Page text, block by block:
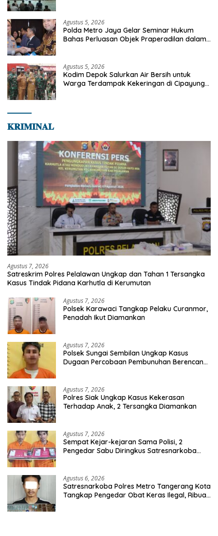
Agustus 5, 2026
Polda Metro Jaya Gelar Seminar Hukum
Bahas Perluasan Objek Praperadilan dalam
Agustus 5, 2026
Kodim Depok Salurkan Air Bersih untuk
Warga Terdampak Kekeringan di Cipayung
𝐊𝐑𝐈𝐌𝐈𝐍𝐀𝐋
Agustus 7, 2026
Satreskrim Polres Pelalawan Ungkap dan Tahan 1 Tersangka
Kasus Tindak Pidana Karhutla di Kerumutan
Agustus 7, 2026
Polsek Karawaci Tangkap Pelaku Curanmor,
Penadah Ikut Diamankan
Agustus 7, 2026
Polsek Sungai Sembilan Ungkap Kasus
Dugaan Percobaan Pembunuhan Berencana,
Agustus 7, 2026
Polres Siak Ungkap Kasus Kekerasan
Terhadap Anak, 2 Tersangka Diamankan
Agustus 7, 2026
Sempat Kejar-kejaran Sama Polisi, 2
Pengedar Sabu Diringkus Satresnarkoba
Agustus 6, 2026
Satresnarkoba Polres Metro Tangerang Kota
Tangkap Pengedar Obat Keras Ilegal, Ribuan